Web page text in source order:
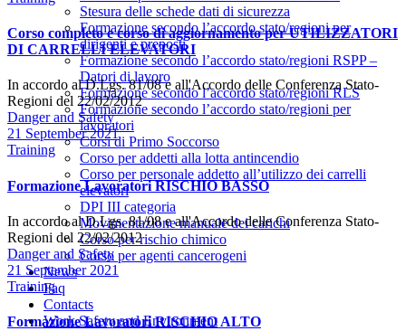
Stesura delle schede dati di sicurezza
Formazione secondo l’accordo stato/regioni per
dirigenti e preposti
Formazione secondo l’accordo stato/regioni RSPP –
Datori di lavoro
Formazione secondo l’accordo stato/regioni RLS
Formazione secondo l’accordo stato/regioni per
lavoratori
Corsi di Primo Soccorso
Corso per addetti alla lotta antincendio
Corso per personale addetto all’utilizzo dei carrelli
elevatori
DPI III categoria
Movimentazione manuale dei carichi
Corso per rischio chimico
Corso per agenti cancerogeni
News
Faq
Contacts
Work Safety and Environment
Corso completo e corso di aggiornamento per UTILIZZATORI
DI CARRELLI ELEVATORI
In accordo al D.Lgs. 81/08 e all'Accordo delle Conferenza Stato-
Regioni del 22/02/2012
Author
Danger and Safety
Date
21 September 2021
Categories
Training
Formazione Lavoratori RISCHIO BASSO
In accordo al D.Lgs. 81/08 e all'Accordo delle Conferenza Stato-
Regioni del 22/02/2012
Author
Danger and Safety
Date
21 September 2021
Categories
Training
Formazione Lavoratori RISCHIO ALTO